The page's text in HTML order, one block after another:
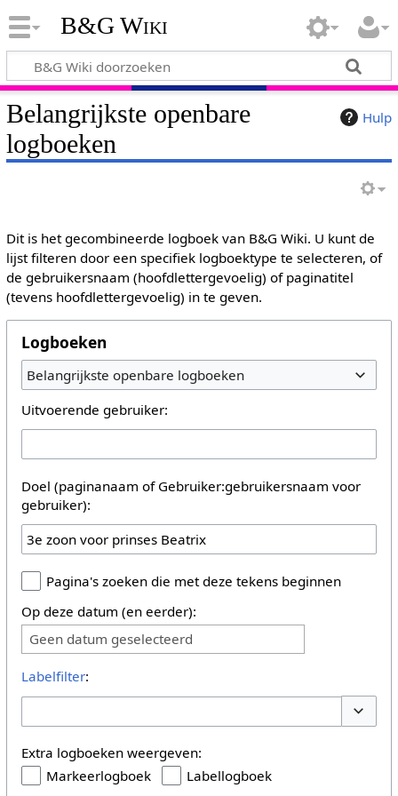
B&G Wiki
Hulp
Belangrijkste openbare
logboeken
Dit is het gecombineerde logboek van B&G Wiki. U kunt de
lijst filteren door een specifiek logboektype te selecteren, of
de gebruikersnaam (hoofdlettergevoelig) of paginatitel
(tevens hoofdlettergevoelig) in te geven.
Logboeken
Belangrijkste openbare logboeken
Uitvoerende gebruiker:
Doel (paginanaam of Gebruiker:gebruikersnaam voor
gebruiker):
Pagina's zoeken die met deze tekens beginnen
Op deze datum (en eerder):
Geen datum geselecteerd
Labelfilter:
Extra logboeken weergeven:
Markeerlogboek
Labellogboek